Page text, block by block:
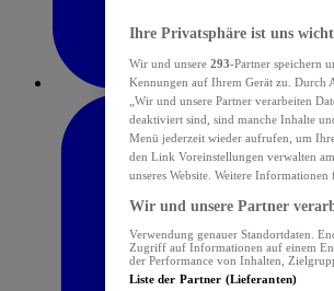
Ihre Privatsphäre ist uns
Wir und unsere 293-Partner speichern
Kennungen auf Ihrem Gerät zu. Durch
„Wir und unsere Partner verarbeiten
deaktiviert sind, sind manche Inhalte
Menü jederzeit wieder aufrufen, um
den Link Voreinstellungen verwalten
unseres Website. Weitere
Wir und unsere Partner
Verwendung genauer Standortdaten.
Zugriff auf Informationen auf einem
der Performance von Inhalten,
Liste der Partner (Lieferanten)